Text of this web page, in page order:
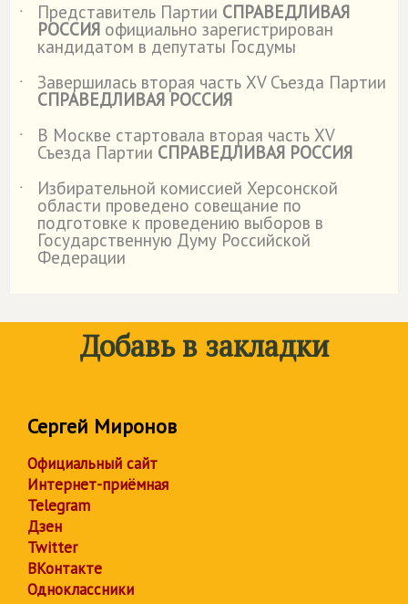
˙
Представитель Партии СПРАВЕДЛИВАЯ
РОССИЯ официально зарегистрирован
кандидатом в депутаты Госдумы
˙
Завершилась вторая часть XV Съезда Партии
СПРАВЕДЛИВАЯ РОССИЯ
˙
В Москве стартовала вторая часть XV
Съезда Партии СПРАВЕДЛИВАЯ РОССИЯ
˙
Избирательной комиссией Херсонской
области проведено совещание по
подготовке к проведению выборов в
Государственную Думу Российской
Федерации
Добавь в закладки
Сергей Миронов
Официальный сайт
Интернет-приёмная
Telegram
Дзен
Twitter
ВКонтакте
Одноклассники